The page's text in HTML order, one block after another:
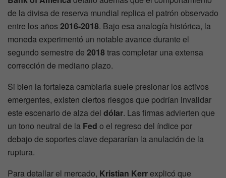
de la divisa de reserva mundial replica el patrón observado
entre los años2016-2018. Bajo esa analogía histórica, la
moneda experimentó un notable avance durante el
segundo semestre de 2018tras completar una extensa
corrección de mediano plazo.
Si bien la fortaleza cambiaria suele presionar los activos
emergentes, existen ciertos riesgos que podrían invalidar
este escenario de alza del dólar. Las firmas advierten que
un tono neutral de la Fed o el regreso del índice por
debajo de soportes clave depararían la anulación de la
ruptura.
Para detallar el mercado, Kristian Kerrexplicó que